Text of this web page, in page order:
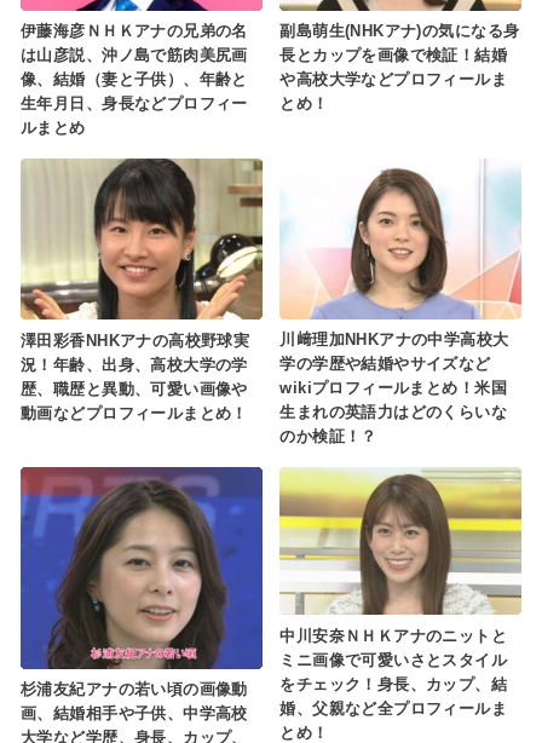
伊藤海彦ＮＨＫアナの兄弟の名
は山彦説、沖ノ島で筋肉美尻画
像、結婚（妻と子供）、年齢と
生年月日、身長などプロフィー
ルまとめ
副島萌生(NHKアナ)の気になる身
長とカップを画像で検証！結婚
や高校大学などプロフィールま
とめ！
澤田彩香NHKアナの高校野球実
況！年齢、出身、高校大学の学
歴、職歴と異動、可愛い画像や
動画などプロフィールまとめ！
川﨑理加NHKアナの中学高校大
学の学歴や結婚やサイズなど
wikiプロフィールまとめ！米国
生まれの英語力はどのくらいな
のか検証！？
杉浦友紀アナの若い頃の画像動
画、結婚相手や子供、中学高校
大学など学歴、身長、カップ、
中川安奈ＮＨＫアナのニットと
ミニ画像で可愛いさとスタイル
をチェック！身長、カップ、結
婚、父親など全プロフィールま
とめ！